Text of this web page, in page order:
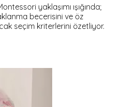
yaklaşımı ışığında;
becerisini ve öz
seçim kriterlerini özetliyor.